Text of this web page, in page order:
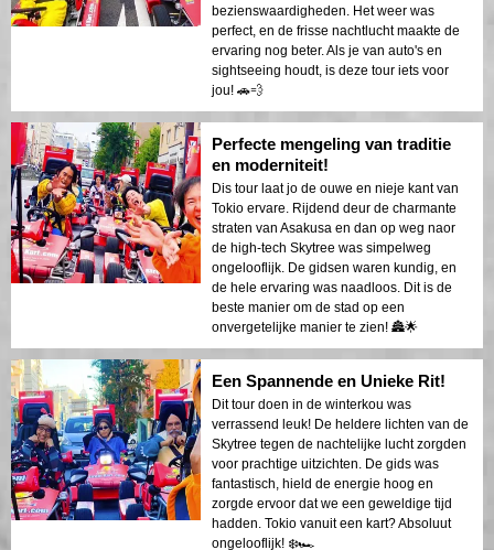
bezienswaardigheden. Het weer was
perfect, en de frisse nachtlucht maakte de
ervaring nog beter. Als je van auto's en
sightseeing houdt, is deze tour iets voor
jou! 🚗💨
Perfecte mengeling van traditie
en moderniteit!
Dis tour laat jo de ouwe en nieje kant van
Tokio ervare. Rijdend deur de charmante
straten van Asakusa en dan op weg naor
de high-tech Skytree was simpelweg
ongelooflijk. De gidsen waren kundig, en
de hele ervaring was naadloos. Dit is de
beste manier om de stad op een
onvergetelijke manier te zien! 🏯🌟
Een Spannende en Unieke Rit!
Dit tour doen in de winterkou was
verrassend leuk! De heldere lichten van de
Skytree tegen de nachtelijke lucht zorgden
voor prachtige uitzichten. De gids was
fantastisch, hield de energie hoog en
zorgde ervoor dat we een geweldige tijd
hadden. Tokio vanuit een kart? Absoluut
ongelooflijk! ❄️🏎